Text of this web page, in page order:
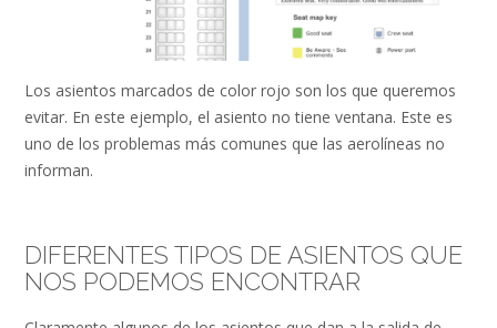
Los asientos marcados de color rojo son los que queremos
evitar. En este ejemplo, el asiento no tiene ventana. Este es
uno de los problemas más comunes que las aerolíneas no
informan.
DIFERENTES TIPOS DE ASIENTOS QUE
NOS PODEMOS ENCONTRAR